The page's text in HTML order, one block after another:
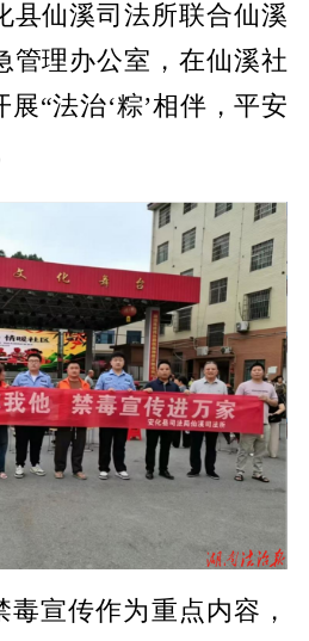
县仙溪司法所联合仙溪
管理办公室，在仙溪社
“法治‘粽’相伴，平安
宣传作为重点内容，